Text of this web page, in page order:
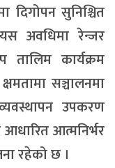
सुनिश्चित
अवधिमा रेन्जर
तालिम कार्यक्रम
सञ्चालनमा
उपकरण
आत्मनिर्भर
रहेको छ ।